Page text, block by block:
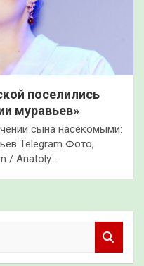
поселились
муравьев»
сына насекомыми:
Telegram Фото,
/ Anatoly…